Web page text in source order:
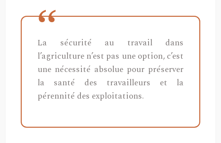
La sécurité au travail dans
l’agriculture n’est pas une option, c’est
une nécessité absolue pour préserver
la santé des travailleurs et la
pérennité des exploitations.